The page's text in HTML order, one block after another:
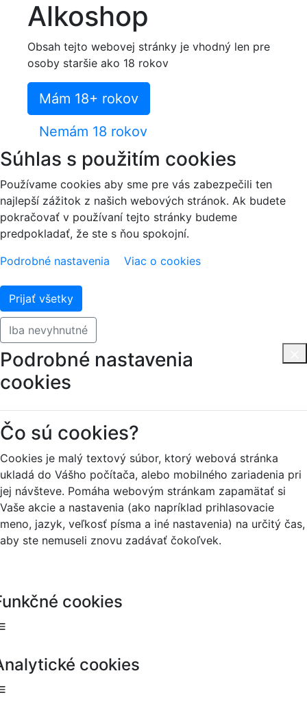
Alkoshop
Obsah tejto webovej stránky je vhodný len pre
osoby staršie ako 18 rokov
Mám 18+ rokov
Nemám 18 rokov
Súhlas s použitím cookies
Používame cookies aby sme pre vás zabezpečili ten
najlepší zážitok z našich webových stránok. Ak budete
pokračovať v používaní tejto stránky budeme
predpokladať, že ste s ňou spokojní.
Podrobné nastavenia
Viac o cookies
Prijať všetky
Iba nevyhnutné
Podrobné nastavenia
cookies
Čo sú cookies?
Cookies je malý textový súbor, ktorý webová stránka
ukladá do Vášho počítača, alebo mobilného zariadenia pri
jej návšteve. Pomáha webovým stránkam zapamätať si
Vaše akcie a nastavenia (ako napríklad prihlasovacie
meno, jazyk, veľkosť písma a iné nastavenia) na určitý čas,
aby ste nemuseli znovu zadávať čokoľvek.
cookies
cookies